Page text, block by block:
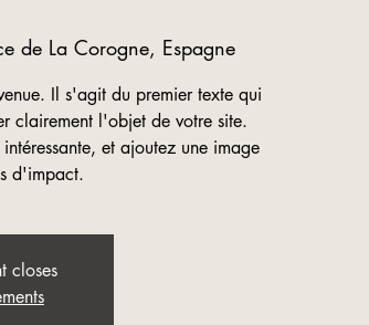
de La Corogne, Espagne
Il s'agit du premier texte qui
clairement l'objet de votre site.
et ajoutez une image
d'impact.
closes